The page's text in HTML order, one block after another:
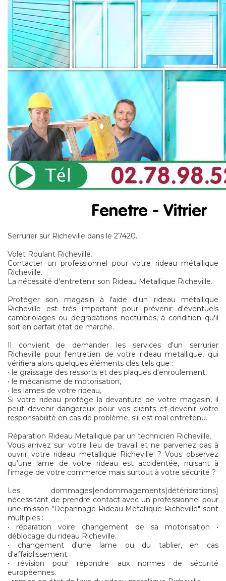
Serrurier sur Richeville dans le 27420.
Volet Roulant Richeville.
Contacter un professionnel pour votre rideau métallique
Richeville.
La nécessité d'entretenir son Rideau Metallique Richeville.
Protéger son magasin à l'aide d'un rideau métallique
Richeville est très important pour prévenir d'éventuels
cambriolages ou dégradations nocturnes, à condition qu'il
soit en parfait état de marche.
Il convient de demander les services d'un serrurier
Richeville pour l'entretien de votre rideau metallique, qui
vérifiera alors quelques éléments clés tels que :
• le graissage des ressorts et des plaques d'enroulement,
• le mécanisme de motorisation,
• les lames de votre rideau,
Si votre rideau protège la devanture de votre magasin, il
peut devenir dangereux pour vos clients et devenir votre
responsabilité en cas de problème, s'il est mal entretenu.
Réparation Rideau Metallique par un technicien Richeville.
Vous arrivez sur votre lieu de travail et ne parvenez pas à
ouvrir votre rideau metallique Richeville ? Vous observez
qu'une lame de votre rideau est accidentée, nuisant à
l'image de votre commerce mais surtout à votre sécurité ?
Les dommages|endommagements|détériorations]
nécessitant de prendre contact avec un professionnel pour
une misson "Depannage Rideau Metallique Richeville" sont
multiples :
• réparation voire changement de sa motorisation •
déblocage du rideau Richeville.
• changement d'une lame ou du tablier, en cas
d'affaiblissement.
• révision pour répondre aux normes de sécurité
européennes.